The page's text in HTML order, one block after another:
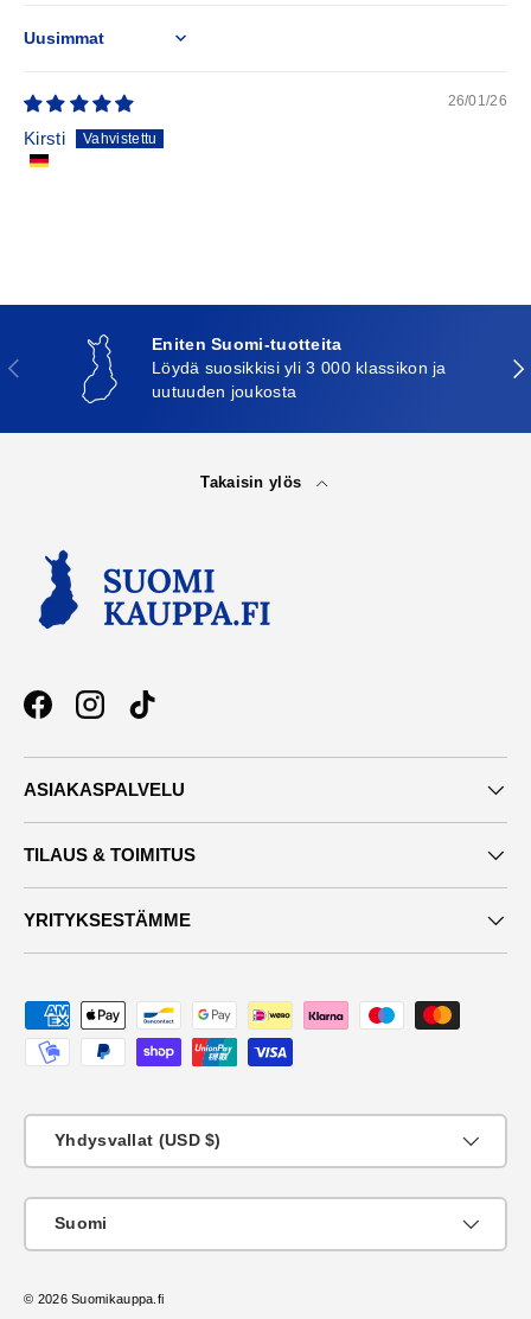
Sort by
26/01/26
Kirsti
Edellinen
Eniten Suomi-tuotteita
Löydä suosikkisi yli 3 000 klassikon ja
uutuuden joukosta
Takaisin ylös
FacebookInstagramTikTok
ASIAKASPALVELU
TILAUS & TOIMITUS
YRITYKSESTÄMME
Maksutavat
Yhdysvallat (USD $)
Suomi
© 2026Suomikauppa.fi